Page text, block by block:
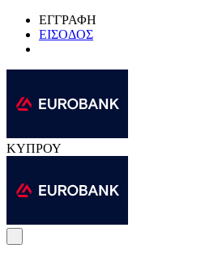
ΕΓΓΡΑΦΗ
ΕΙΣΟΔΟΣ
ΚΥΠΡΟΥ